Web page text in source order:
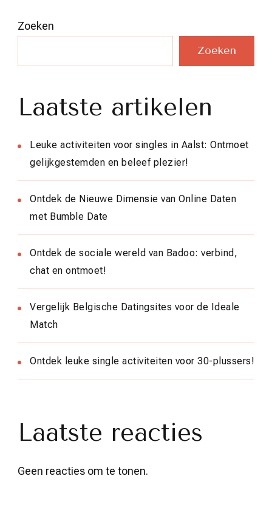
Zoeken
Zoeken
Laatste artikelen
Leuke activiteiten voor singles in Aalst: Ontmoet
gelijkgestemden en beleef plezier!
Ontdek de Nieuwe Dimensie van Online Daten
met Bumble Date
Ontdek de sociale wereld van Badoo: verbind,
chat en ontmoet!
Vergelijk Belgische Datingsites voor de Ideale
Match
Ontdek leuke single activiteiten voor 30-plussers!
Laatste reacties
Geen reacties om te tonen.